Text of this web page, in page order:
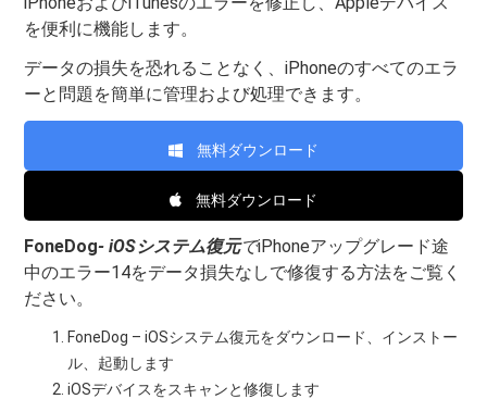
を便利に機能します。
データの損失を恐れることなく、iPhoneのすべてのエラ
ーと問題を簡単に管理および処理できます。
無料ダウンロード
無料ダウンロード
FoneDog- iOSシステム復元でiPhoneアップグレード途
中のエラー14をデータ損失なしで修復する方法をご覧く
ださい。
FoneDog – iOSシステム復元をダウンロード、インストー
ル、起動します
iOSデバイスをスキャンと修復します